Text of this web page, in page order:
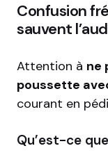
Confusion
sauvent
Attention à ne
poussette
courant en
Qu’est-ce